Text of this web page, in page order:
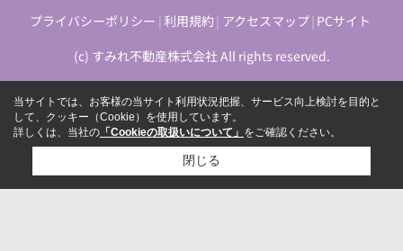
プライバシーポリシー 利用規約 アクセスマップ PCサイト
(c) すみれ不動産株式会社 All rights reserved.
当サイトでは、お客様の当サイト利用状況把握、サービス向上検討を目的と
して、クッキー（Cookie）を使用しています。
詳しくは、当社の 「Cookieの取扱いについて」 をご確認ください。
閉じる